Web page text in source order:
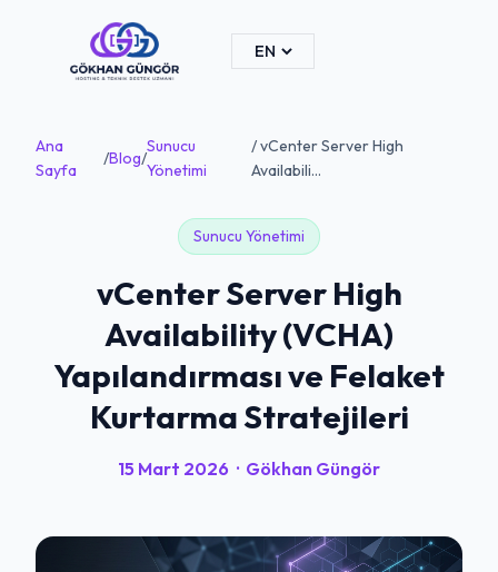
Ana
Sayfa
/Blog/
Sunucu
Yönetimi
/ vCenter Server High
Availabili...
Sunucu Yönetimi
vCenter Server High
Availability (VCHA)
Yapılandırması ve Felaket
Kurtarma Stratejileri
15 Mart 2026 · Gökhan Güngör